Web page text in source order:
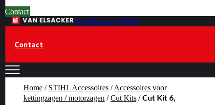
Contact
Van Elsacker BVBA
Contact
Home / STIHL Accessoires /Accessoires voor
kettingzagen / motorzagen /Cut Kits /Cut Kit 6,